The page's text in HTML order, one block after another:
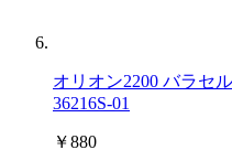
オリオン2200 バラセ
36216S-01
￥880